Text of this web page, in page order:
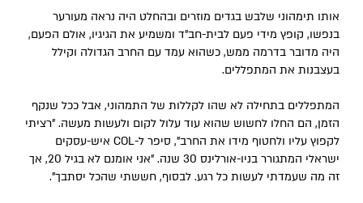
אותו תימהוני שלבש בגדים מוזרים ובהחלט היה נראה מעורער
בנפשו, קופץ מידי פעם לבית-חב"ד ומשמיע את הגיגיו, אולם הפעם,
היה מדובר בדרמה ממש, כשהוא עמד עם החרב הגדולה וקילל
בעצבנות את המתפללים.
המתפללים בתחילה לא שהו לקללות של התמהוני, אבל ככל שנקף
הזמן, הם החלו לחשוש שהוא עוד עלול לקום ולעשות מעשה. "רציתי
לקפוץ עליו ולחטוף מידו את החרב", סיפר ל-COL איש-עסקים
ישראלי המתגורר בניו-אורלינס 30 שנה. "אני אומנם לא בגיל 20, אך
זה מה שעמדתי לעשות כל רגע. לבסוף, חששתי שהכל יסתבך".